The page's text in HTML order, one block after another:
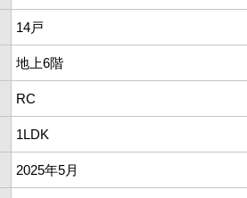
14戸
地上6階
RC
1LDK
2025年5月